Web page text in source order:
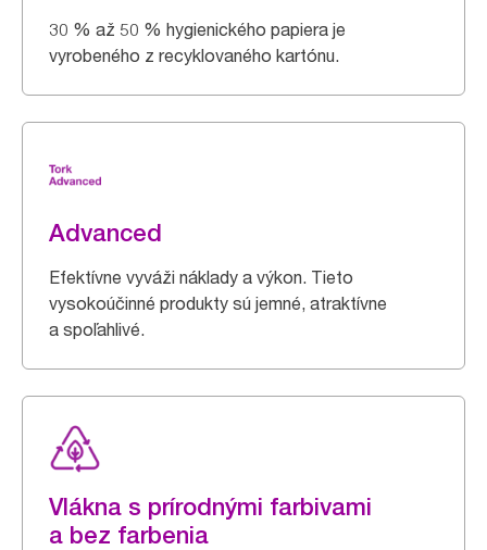
30 % až 50 % hygienického papiera je
vyrobeného z recyklovaného kartónu.
Advanced
Efektívne vyváži náklady a výkon. Tieto
vysokoúčinné produkty sú jemné, atraktívne
a spoľahlivé.
Vlákna s prírodnými farbivami
a bez farbenia